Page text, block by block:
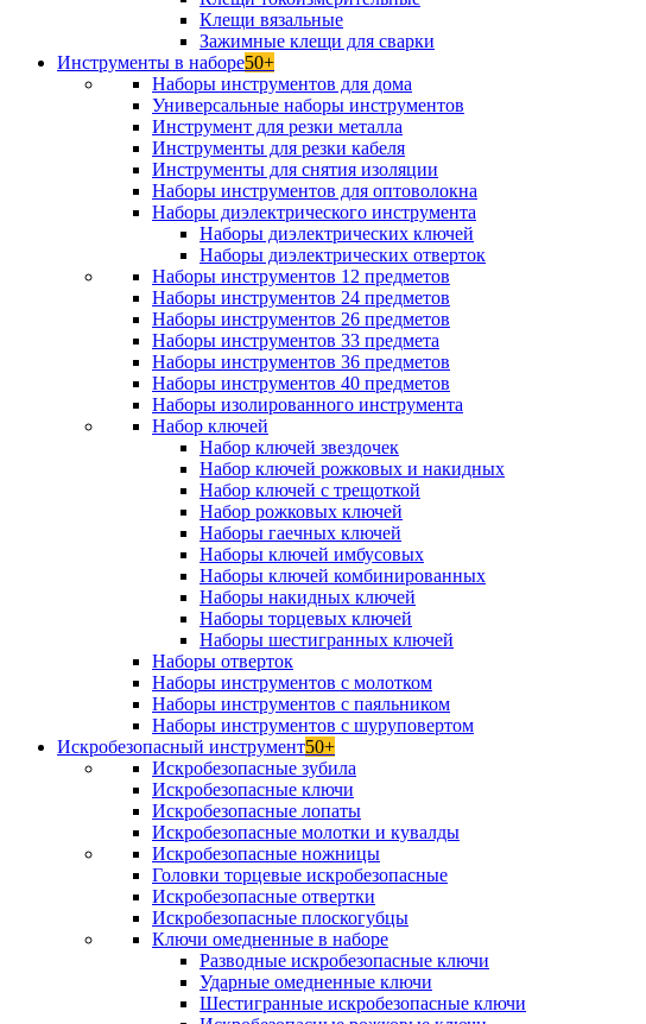
Клещи вязальные
Зажимные клещи для сварки
Инструменты в наборе50+
Наборы инструментов для дома
Универсальные наборы инструментов
Инструмент для резки металла
Инструменты для резки кабеля
Инструменты для снятия изоляции
Наборы инструментов для оптоволокна
Наборы диэлектрического инструмента
Наборы диэлектрических ключей
Наборы диэлектрических отверток
Наборы инструментов 12 предметов
Наборы инструментов 24 предметов
Наборы инструментов 26 предметов
Наборы инструментов 33 предмета
Наборы инструментов 36 предметов
Наборы инструментов 40 предметов
Наборы изолированного инструмента
Набор ключей
Набор ключей звездочек
Набор ключей рожковых и накидных
Набор ключей с трещоткой
Набор рожковых ключей
Наборы гаечных ключей
Наборы ключей имбусовых
Наборы ключей комбинированных
Наборы накидных ключей
Наборы торцевых ключей
Наборы шестигранных ключей
Наборы отверток
Наборы инструментов с молотком
Наборы инструментов с паяльником
Наборы инструментов с шуруповертом
Искробезопасный инструмент50+
Искробезопасные зубила
Искробезопасные ключи
Искробезопасные лопаты
Искробезопасные молотки и кувалды
Искробезопасные ножницы
Головки торцевые искробезопасные
Искробезопасные отвертки
Искробезопасные плоскогубцы
Ключи омедненные в наборе
Разводные искробезопасные ключи
Ударные омедненные ключи
Шестигранные искробезопасные ключи